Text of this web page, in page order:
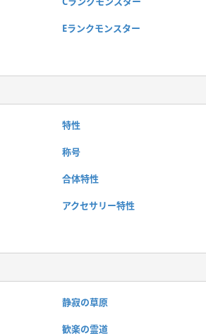
Eランクモンスター
特性
称号
合体特性
アクセサリー特性
静寂の草原
歓楽の霊道